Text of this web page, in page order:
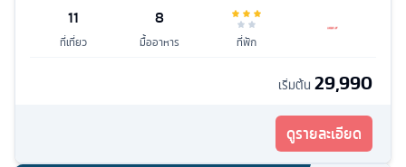
11
ที่เที่ยว
8
มื้ออาหาร ที่พัก
เริ่มต้น 29,990
ดูรายละเอียด